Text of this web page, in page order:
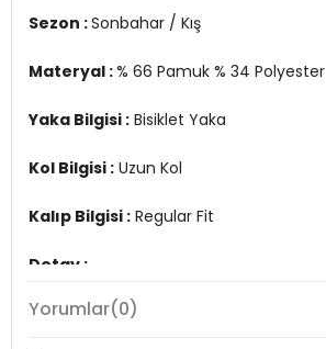
Üretim Yeri :
Türkiye
7DS15905255S2.170
Sezon :Sonbahar / Kış
Materyal :% 66 Pamuk % 34 Polyester
Yaka Bilgisi : Bisiklet Yaka
Kol Bilgisi : Uzun Kol
Kalıp Bilgisi : Regular Fit
Detay :
-3 iplik
Yorumlar(0)